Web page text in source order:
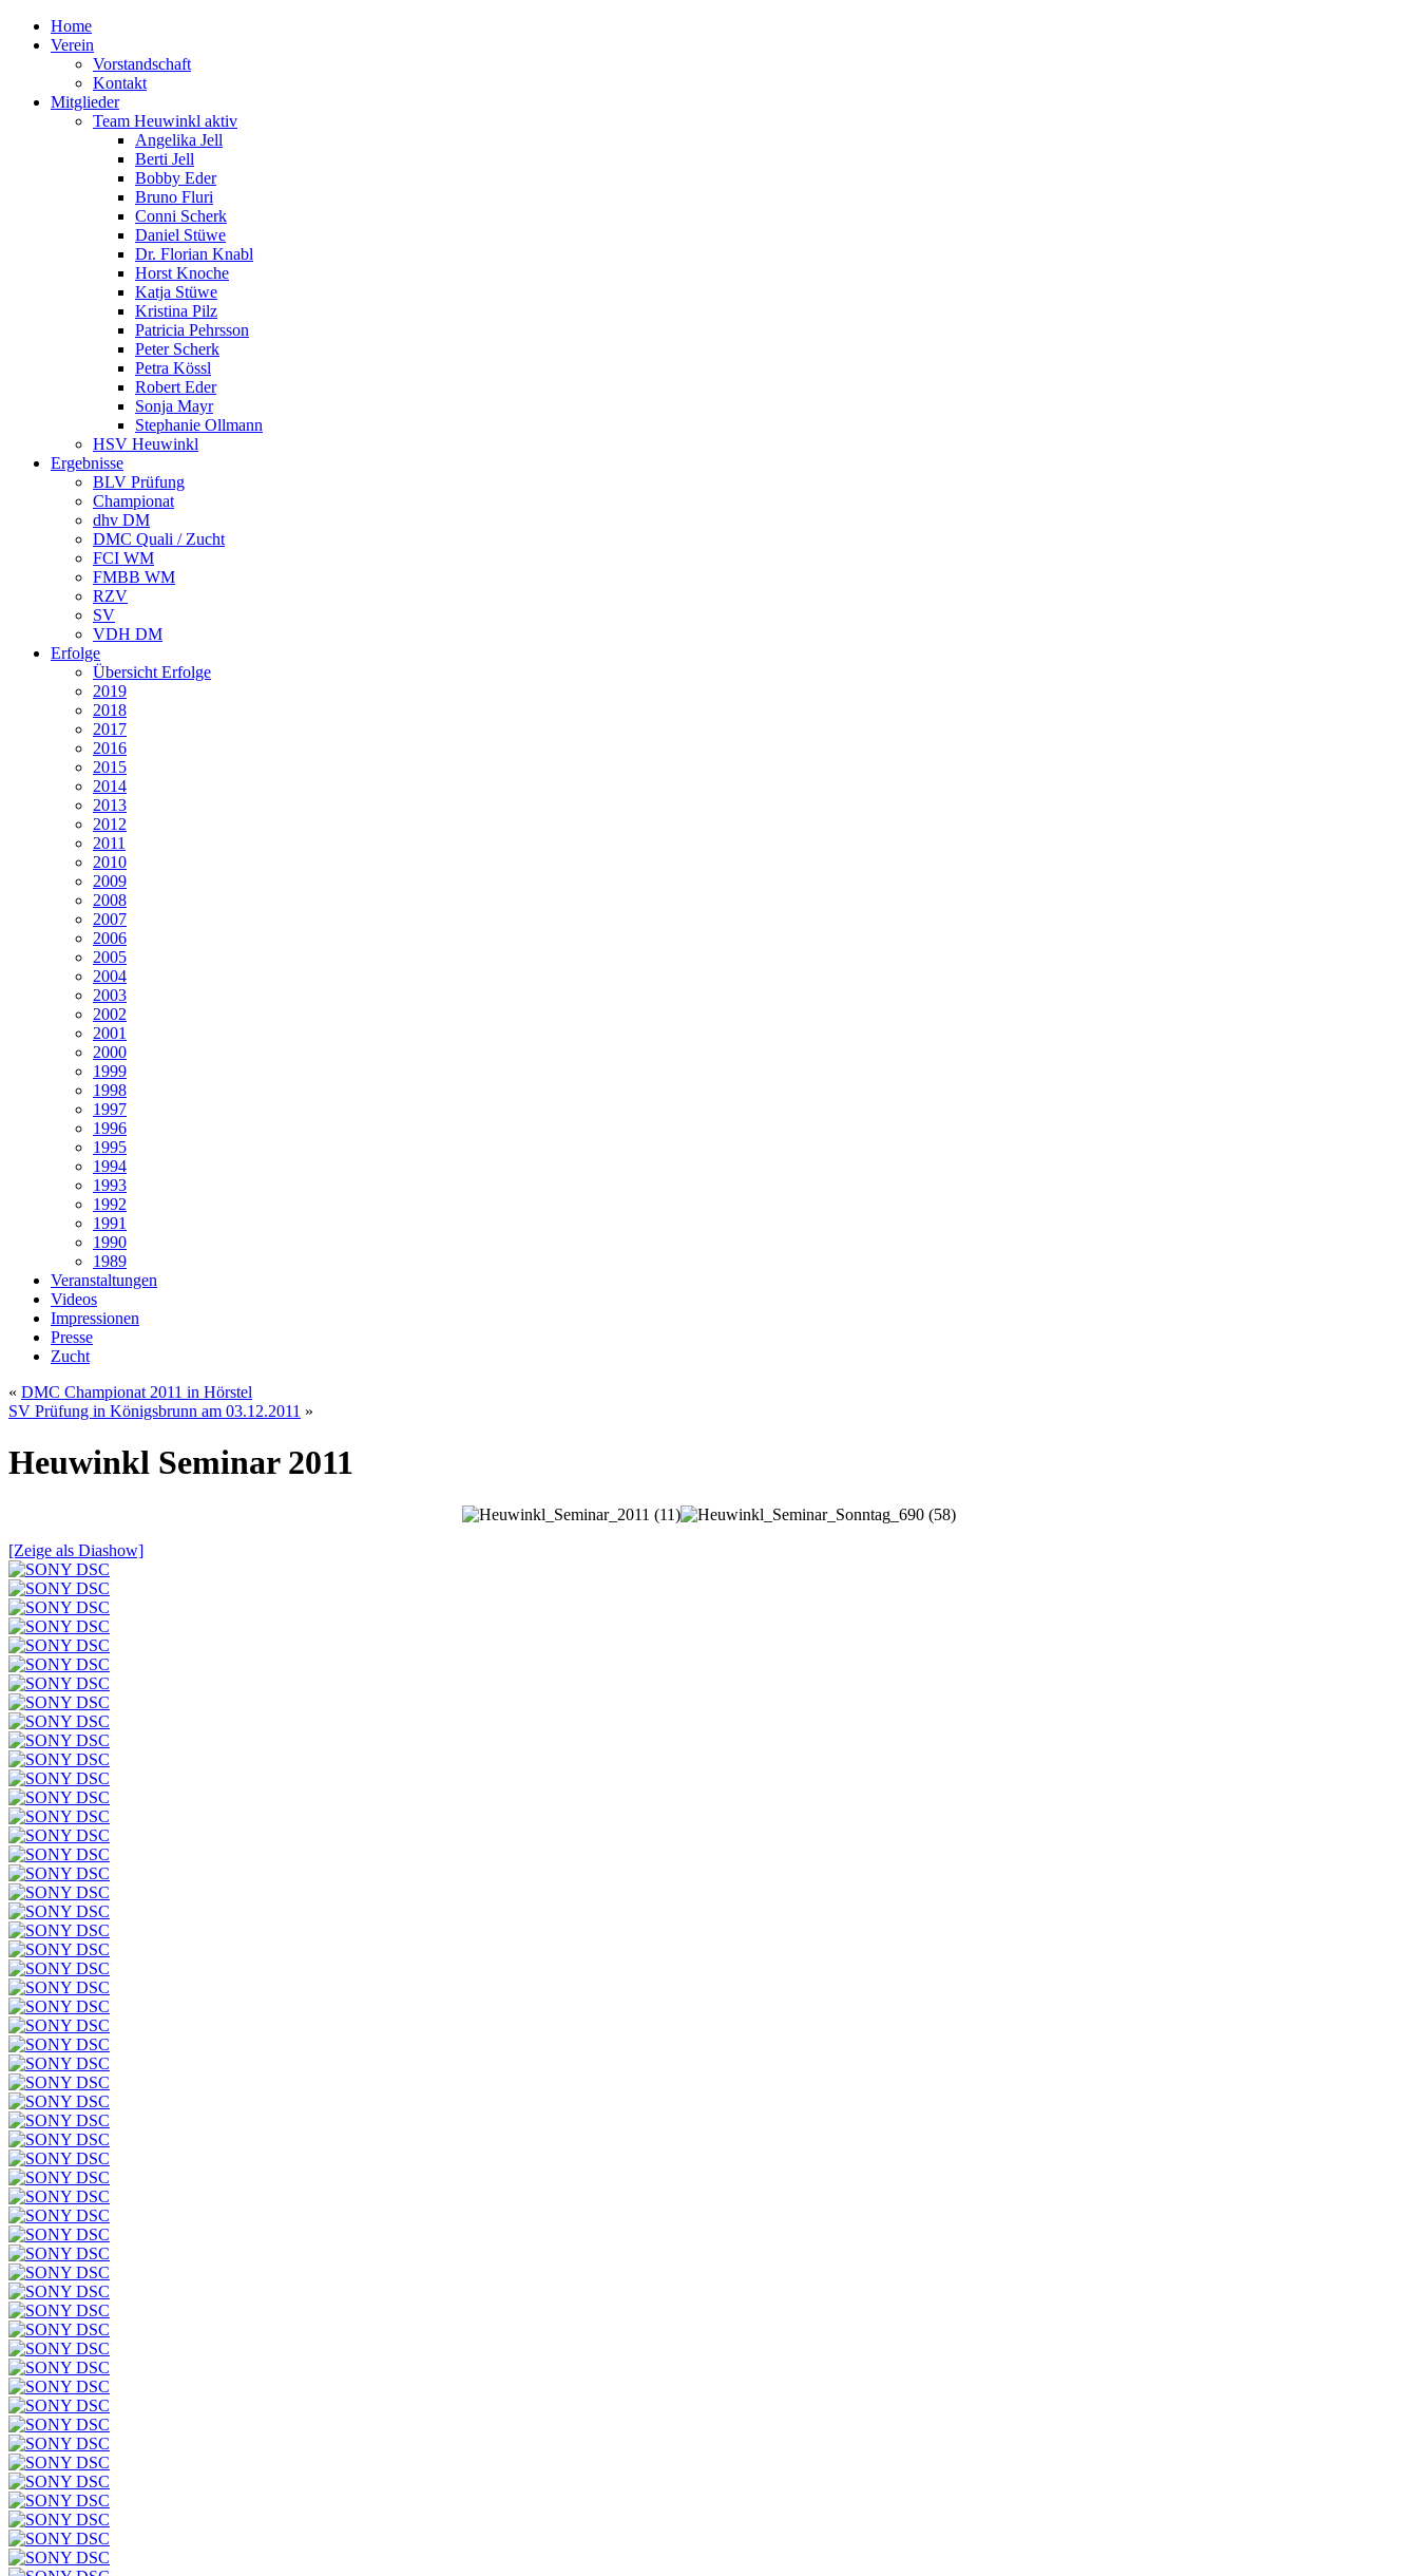
Home
Verein
Vorstandschaft
Kontakt
Mitglieder
Team Heuwinkl aktiv
Angelika Jell
Berti Jell
Bobby Eder
Bruno Fluri
Conni Scherk
Daniel Stüwe
Dr. Florian Knabl
Horst Knoche
Katja Stüwe
Kristina Pilz
Patricia Pehrsson
Peter Scherk
Petra Kössl
Robert Eder
Sonja Mayr
Stephanie Ollmann
HSV Heuwinkl
Ergebnisse
BLV Prüfung
Championat
dhv DM
DMC Quali / Zucht
FCI WM
FMBB WM
RZV
SV
VDH DM
Erfolge
Übersicht Erfolge
2019
2018
2017
2016
2015
2014
2013
2012
2011
2010
2009
2008
2007
2006
2005
2004
2003
2002
2001
2000
1999
1998
1997
1996
1995
1994
1993
1992
1991
1990
1989
Veranstaltungen
Videos
Impressionen
Presse
Zucht
« DMC Championat 2011 in Hörstel
SV Prüfung in Königsbrunn am 03.12.2011 »
Heuwinkl Seminar 2011
[Zeige als Diashow]